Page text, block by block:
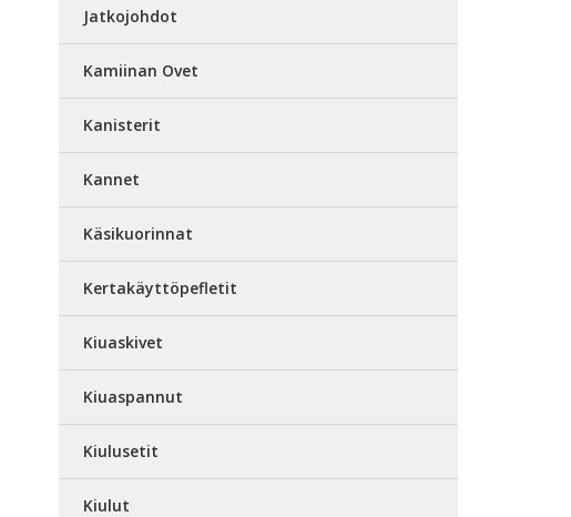
Jatkojohdot
Kamiinan Ovet
Kanisterit
Kannet
Käsikuorinnat
Kertakäyttöpefletit
Kiuaskivet
Kiuaspannut
Kiulusetit
Kiulut